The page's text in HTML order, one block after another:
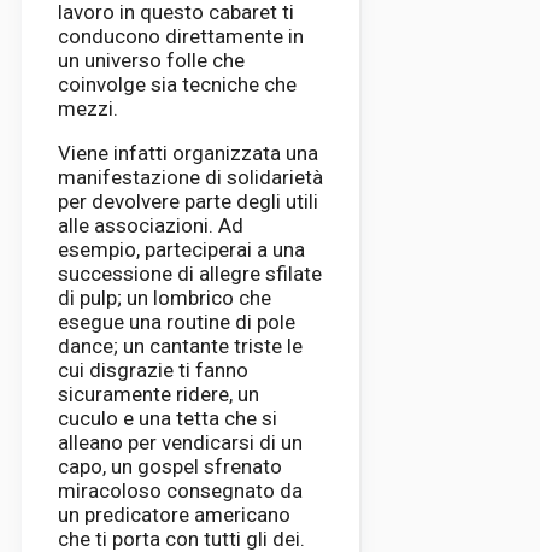
lavoro in questo cabaret ti
conducono direttamente in
un universo folle che
coinvolge sia tecniche che
mezzi.
Viene infatti organizzata una
manifestazione di solidarietà
per devolvere parte degli utili
alle associazioni. Ad
esempio, parteciperai a una
successione di allegre sfilate
di pulp; un lombrico che
esegue una routine di pole
dance; un cantante triste le
cui disgrazie ti fanno
sicuramente ridere, un
cuculo e una tetta che si
alleano per vendicarsi di un
capo, un gospel sfrenato
miracoloso consegnato da
un predicatore americano
che ti porta con tutti gli dei.